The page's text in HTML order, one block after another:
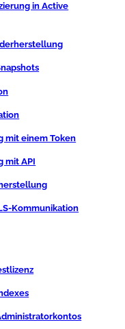
in Active
mit einem Token
mit API
Kommunikation